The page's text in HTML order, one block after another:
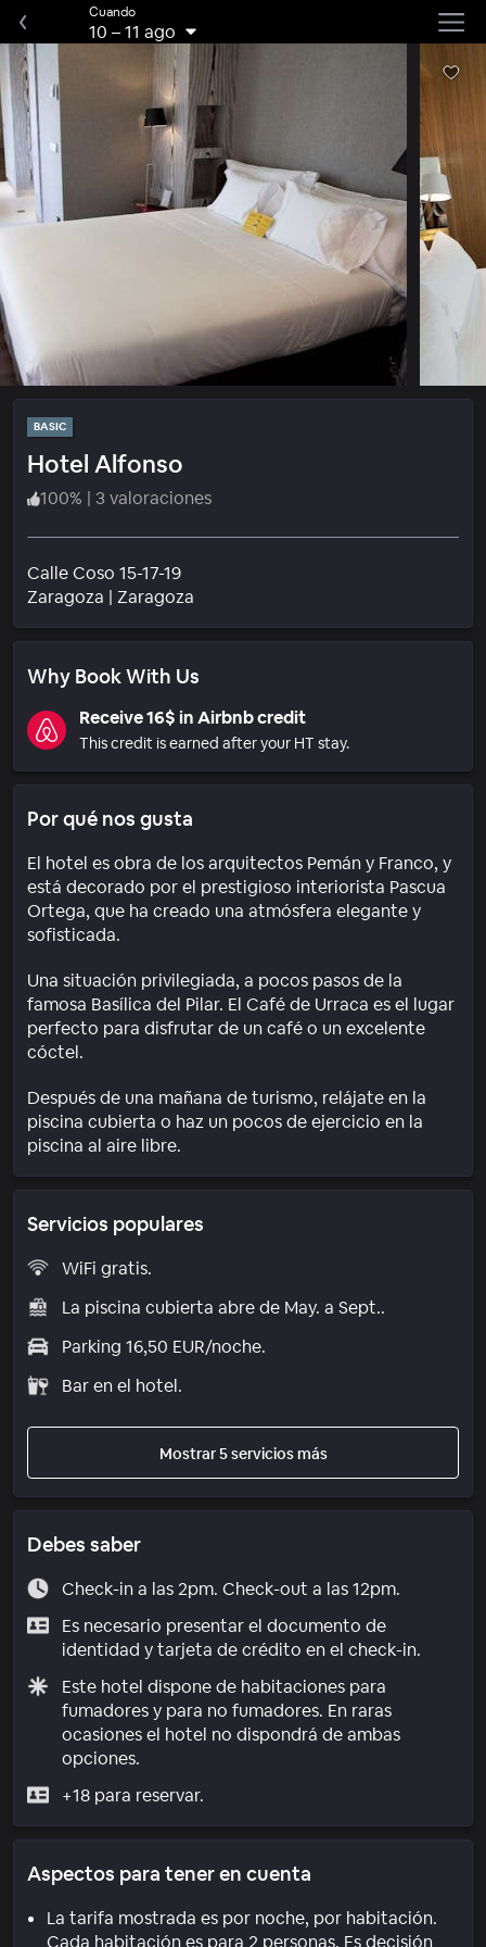
Cuando
10 –11 ago
BASIC
Hotel Alfonso
100% | 3 valoraciones
Calle Coso 15-17-19
Zaragoza | Zaragoza
Why Book With Us
Receive 16$ in Airbnb credit
This credit is earned after your HT stay.
Por qué nos gusta
El hotel es obra de los arquitectos Pemán y Franco, y
está decorado por el prestigioso interiorista Pascua
Ortega, que ha creado una atmósfera elegante y
sofisticada.
Una situación privilegiada, a pocos pasos de la
famosa Basílica del Pilar. El Café de Urraca es el lugar
perfecto para disfrutar de un café o un excelente
cóctel.
Después de una mañana de turismo, relájate en la
piscina cubierta o haz un pocos de ejercicio en la
piscina al aire libre.
Servicios populares
WiFi gratis.
La piscina cubierta abre de May. a Sept..
Parking 16,50 EUR/noche.
Bar en el hotel.
Mostrar 5 servicios más
Debes saber
Check-in a las 2pm. Check-out a las 12pm.
Es necesario presentar el documento de
identidad y tarjeta de crédito en el check-in.
Este hotel dispone de habitaciones para
fumadores y para no fumadores. En raras
ocasiones el hotel no dispondrá de ambas
opciones.
+18 para reservar.
Aspectos para tener en cuenta
La tarifa mostrada es por noche, por habitación.
Cada habitación es para 2 personas. Es decisión